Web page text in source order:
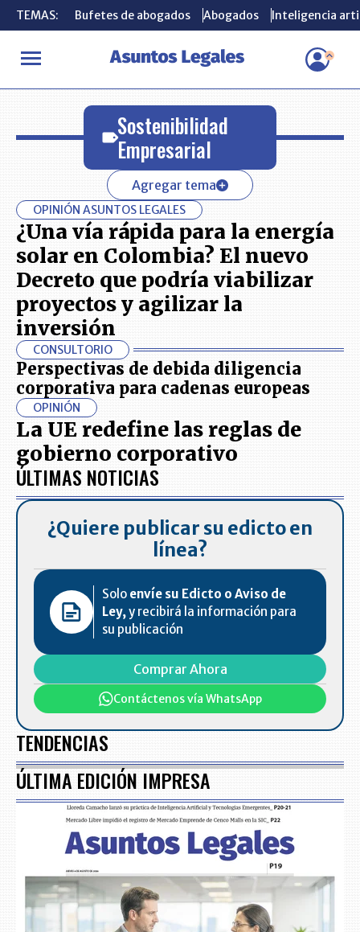
TEMAS: Bufetes de abogados Abogados Inteligencia
INICIO Sostenibilidad Empresarial
TEMAS: Bufetes de abogados Abogados Inteligencia
Sostenibilidad
Empresarial
Agregar tema
OPINIÓN ASUNTOS LEGALES
¿Una vía rápida para la energía
solar en Colombia? El nuevo
Decreto que podría viabilizar
proyectos y agilizar la
inversión
CONSULTORIO
Perspectivas de debida diligencia
corporativa para cadenas europeas
OPINIÓN
La UE redefine las reglas de
gobierno corporativo
ÚLTIMAS NOTICIAS
¿Quiere publicar su edicto en
línea?
Solo envíe su Edicto o Aviso de
Ley,y recibirá la información para
su publicación
Comprar Ahora
Contáctenos vía WhatsApp
TENDENCIAS
ÚLTIMA EDICIÓN IMPRESA